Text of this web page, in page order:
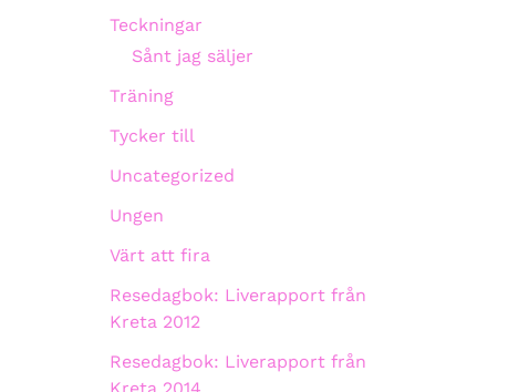
Teckningar
Sånt jag säljer
Träning
Tycker till
Uncategorized
Ungen
Värt att fira
Resedagbok: Liverapport från
Kreta 2012
Resedagbok: Liverapport från